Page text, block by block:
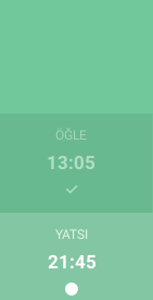
ÖĞLE
13:05
YATSI
21:45